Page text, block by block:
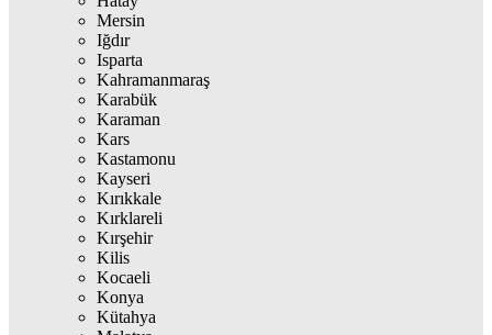
Mersin
Iğdır
Isparta
Kahramanmaraş
Karabük
Karaman
Kars
Kastamonu
Kayseri
Kırıkkale
Kırklareli
Kırşehir
Kilis
Kocaeli
Konya
Kütahya